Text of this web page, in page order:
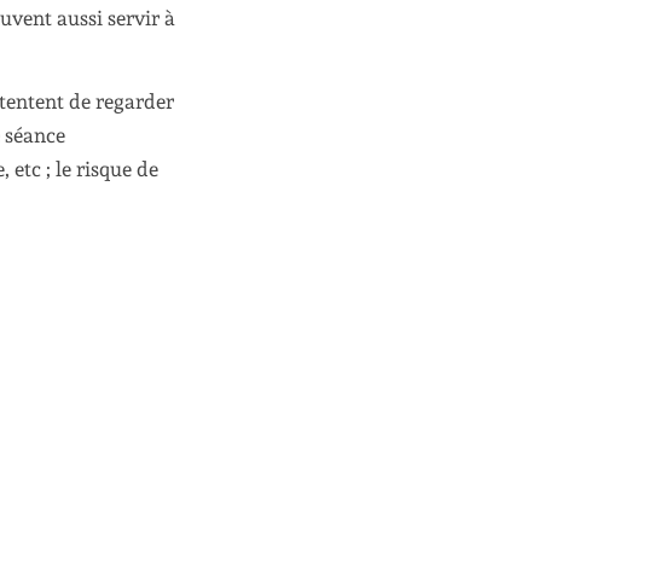
aussi servir à
de regarder
etc ; le risque de